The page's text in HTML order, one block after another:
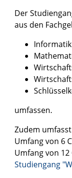
Der
aus den
Informatik
umfassen.
Zudem
Umfang von 6
Umfang von 12
Studiengang